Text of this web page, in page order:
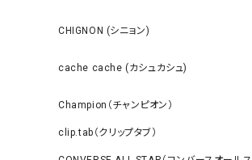
CHIGNON (シニョン)
cache cache (カシュカシュ)
Champion（チャンピオン）
clip.tab（クリップタブ）